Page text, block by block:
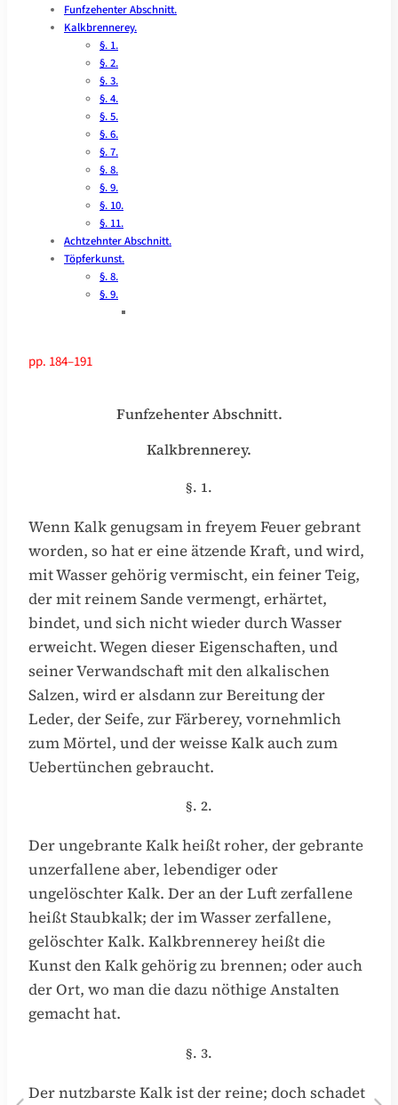
Funfzehenter Abschnitt.
Kalkbrennerey.
§. 1.
§. 2.
§. 3.
§. 4.
§. 5.
§. 6.
§. 7.
§. 8.
§. 9.
§. 10.
§. 11.
Achtzehnter Abschnitt.
Töpferkunst.
§. 8.
§. 9.
pp. 184–191
Funfzehenter Abschnitt.
Kalkbrennerey.
§. 1.
Wenn Kalk genugsam in freyem Feuer gebrant
worden, so hat er eine ätzende Kraft, und wird,
mit Wasser gehörig vermischt, ein feiner Teig,
der mit reinem Sande vermengt, erhärtet,
bindet, und sich nicht wieder durch Wasser
erweicht. Wegen dieser Eigenschaften, und
seiner Verwandschaft mit den alkalischen
Salzen, wird er alsdann zur Bereitung der
Leder, der Seife, zur Färberey, vornehmlich
zum Mörtel, und der weisse Kalk auch zum
Uebertünchen gebraucht.
§. 2.
Der ungebrante Kalk heißt roher, der gebrante
unzerfallene aber, lebendiger oder
ungelöschter Kalk. Der an der Luft zerfallene
heißt Staubkalk; der im Wasser zerfallene,
gelöschter Kalk. Kalkbrennerey heißt die
Kunst den Kalk gehörig zu brennen; oder auch
der Ort, wo man die dazu nöthige Anstalten
gemacht hat.
§. 3.
Der nutzbarste Kalk ist der reine; doch schadet